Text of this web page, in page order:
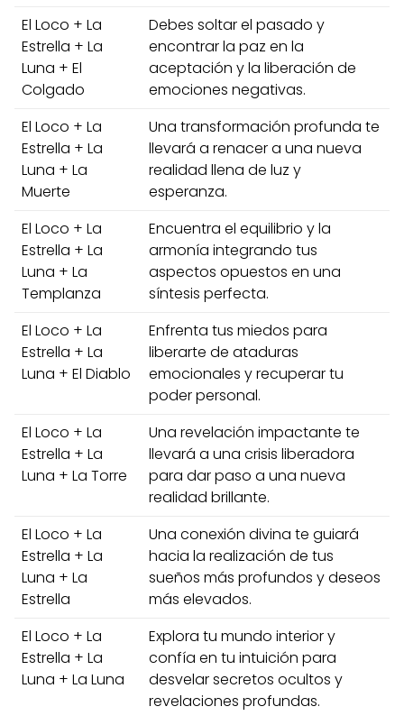
El Loco + La
Estrella + La
Luna + El
Colgado
Debes soltar el pasado y
encontrar la paz en la
aceptación y la liberación de
emociones negativas.
El Loco + La
Estrella + La
Luna + La
Muerte
Una transformación profunda te
llevará a renacer a una nueva
realidad llena de luz y
esperanza.
El Loco + La
Estrella + La
Luna + La
Templanza
Encuentra el equilibrio y la
armonía integrando tus
aspectos opuestos en una
síntesis perfecta.
El Loco + La
Estrella + La
Luna + El Diablo
Enfrenta tus miedos para
liberarte de ataduras
emocionales y recuperar tu
poder personal.
El Loco + La
Estrella + La
Luna + La Torre
Una revelación impactante te
llevará a una crisis liberadora
para dar paso a una nueva
realidad brillante.
El Loco + La
Estrella + La
Luna + La
Estrella
Una conexión divina te guiará
hacia la realización de tus
sueños más profundos y deseos
más elevados.
El Loco + La
Estrella + La
Luna + La Luna
Explora tu mundo interior y
confía en tu intuición para
desvelar secretos ocultos y
revelaciones profundas.